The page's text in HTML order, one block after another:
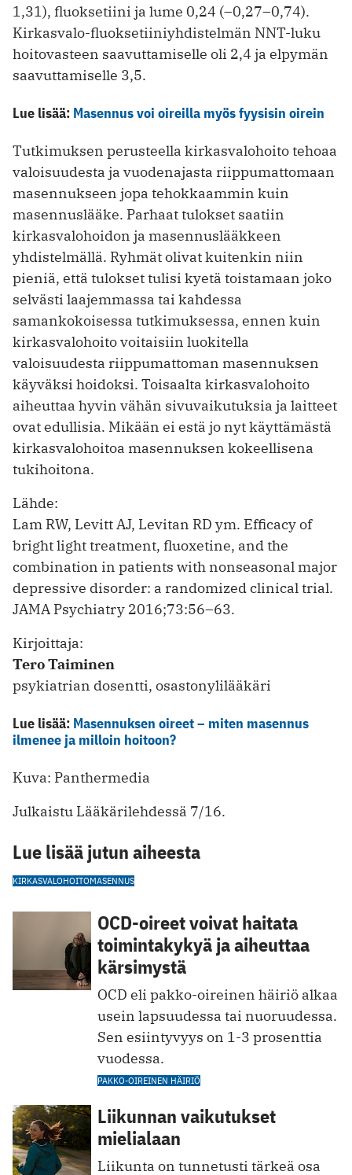
1,31), fluoksetiini ja lume 0,24 (–0,27–0,74).
Kirkasvalo-fluoksetiiniyhdistelmän NNT-luku
hoitovasteen saavuttamiselle oli 2,4 ja elpymän
saavuttamiselle 3,5.
Lue lisää: Masennus voi oireilla myös fyysisin oirein
Tutkimuksen perusteella kirkasvalohoito tehoaa
valoisuudesta ja vuodenajasta riippumattomaan
masennukseen jopa tehokkaammin kuin
masennuslääke. Parhaat tulokset saatiin
kirkasvalohoidon ja masennuslääkkeen
yhdistelmällä. Ryhmät olivat kuitenkin niin
pieniä, että tulokset tulisi kyetä toistamaan joko
selvästi laajemmassa tai kahdessa
samankokoisessa tutkimuksessa, ennen kuin
kirkasvalohoito voitaisiin luokitella
valoisuudesta riippumattoman masennuksen
käyväksi hoidoksi. Toisaalta kirkasvalohoito
aiheuttaa hyvin vähän sivuvaikutuksia ja laitteet
ovat edullisia. Mikään ei estä jo nyt käyttämästä
kirkasvalohoitoa masennuksen kokeellisena
tukihoitona.
Lähde:
Lam RW, Levitt AJ, Levitan RD ym. Efficacy of
bright light treatment, fluoxetine, and the
combination in patients with ­nonseasonal major
depressive disorder: a randomized clinical trial.
JAMA Psychiatry 2016;73:56–63.
Kirjoittaja:
Tero Taiminen
psykiatrian dosentti, osastonylilääkäri
Lue lisää: Masennuksen oireet – miten masennus
ilmenee ja milloin hoitoon?
Kuva: Panthermedia
Julkaistu Lääkärilehdessä 7/16.
Lue lisää jutun aiheesta
KIRKASVALOHOITOMASENNUS
OCD-oireet voivat haitata
toimintakykyä ja aiheuttaa
kärsimystä
OCD eli pakko-oireinen häiriö alkaa
usein lapsuudessa tai nuoruudessa.
Sen esiintyvyys on 1-3 prosenttia
vuodessa.
PAKKO-OIREINEN HÄIRIÖ
Liikunnan vaikutukset
mielialaan
Liikunta on tunnetusti tärkeä osa